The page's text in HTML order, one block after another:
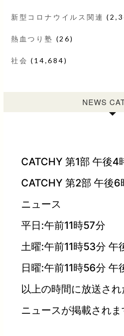
新型コロナウイルス関連
熱血つり塾 (26)
社会 (14,684)
NEWS
CATCHY 第1部 午後4
CATCHY 第2部 午後6
ニュース
平日:午前11時57分
土曜:午前11時53分 午
日曜:午前11時56分 午
以上の時間に放送され
ニュースが掲載されま